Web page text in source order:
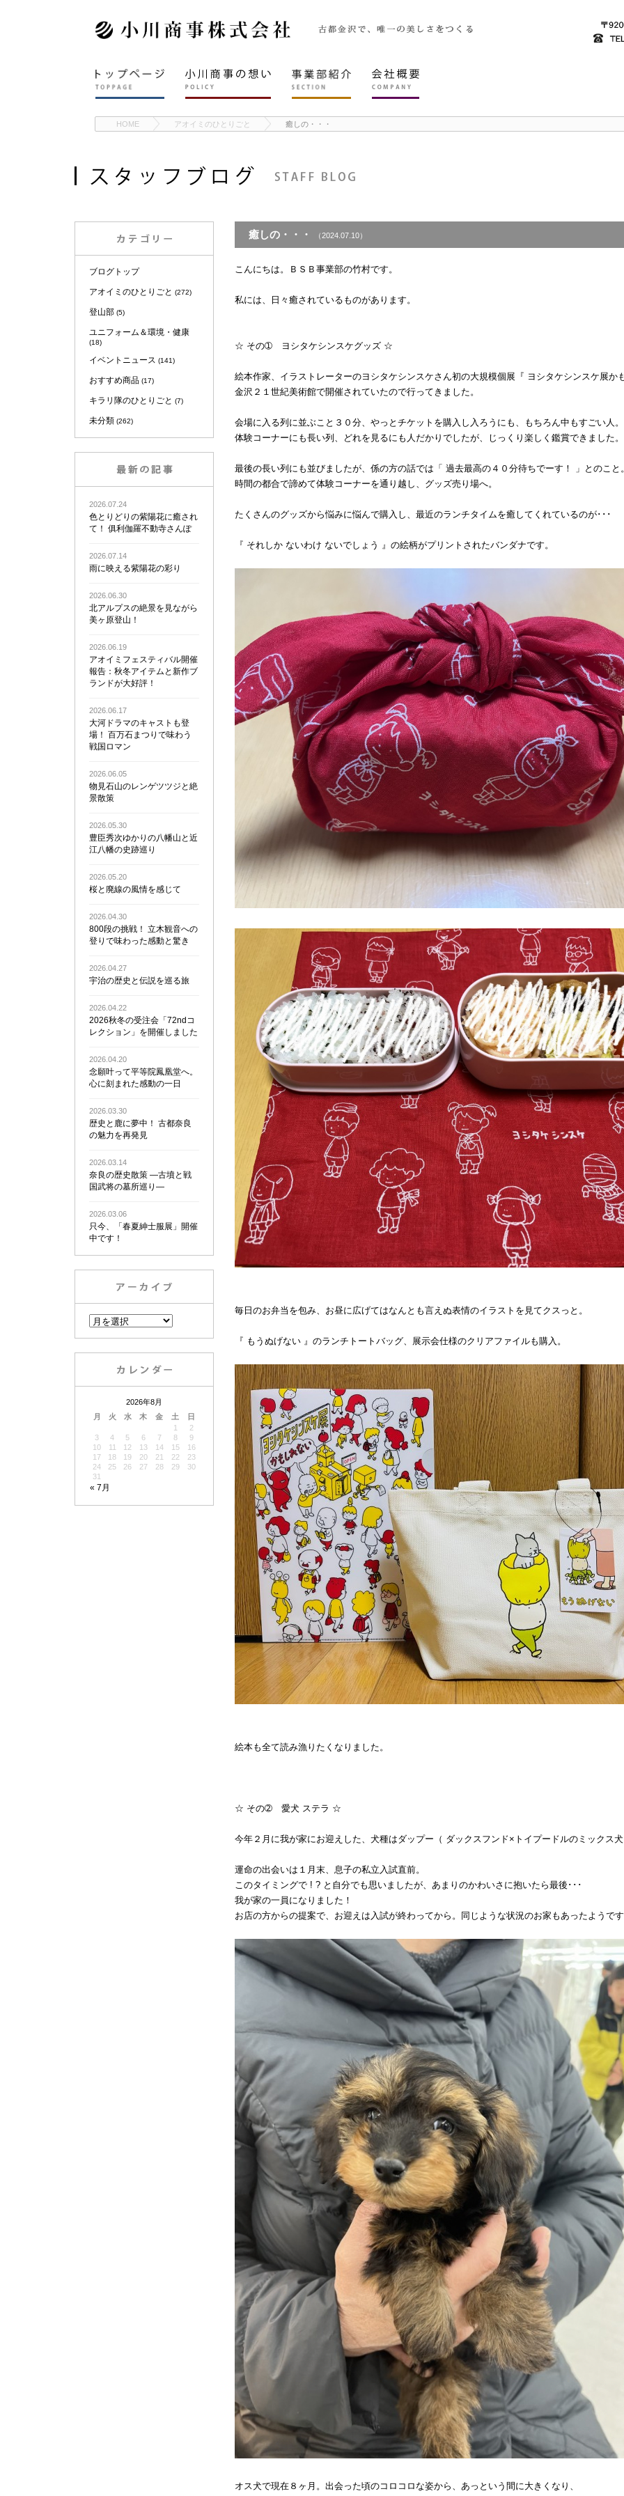
HOME アオイミのひとりごと 癒しの・・・
ブログトップ
アオイミのひとりごと (272)
登山部 (5)
ユニフォーム＆環境・健康
(18)
イベントニュース (141)
おすすめ商品 (17)
キラリ隊のひとりごと (7)
未分類 (262)
2026.07.24
色とりどりの紫陽花に癒され
て！ 俱利伽羅不動寺さんぽ
2026.07.14
雨に映える紫陽花の彩り
2026.06.30
北アルプスの絶景を見ながら
美ヶ原登山！
2026.06.19
アオイミフェスティバル開催
報告：秋冬アイテムと新作ブ
ランドが大好評！
2026.06.17
大河ドラマのキャストも登
場！ 百万石まつりで味わう
戦国ロマン
2026.06.05
物見石山のレンゲツツジと絶
景散策
2026.05.30
豊臣秀次ゆかりの八幡山と近
江八幡の史跡巡り
2026.05.20
桜と廃線の風情を感じて
2026.04.30
800段の挑戦！ 立木観音への
登りで味わった感動と驚き
2026.04.27
宇治の歴史と伝説を巡る旅
2026.04.22
2026秋冬の受注会「72ndコ
レクション」を開催しました
2026.04.20
念願叶って平等院鳳凰堂へ。
心に刻まれた感動の一日
2026.03.30
歴史と鹿に夢中！ 古都奈良
の魅力を再発見
2026.03.14
奈良の歴史散策 ―古墳と戦
国武将の墓所巡り―
2026.03.06
只今、「春夏紳士服展」開催
中です！
2026年8月
月
火 水 木 金 土 日
« 7月
1
2
3
4 5 6 7 8
9
10
11 12 13 14 15
16
17
18 19 20 21 22
23
24
25 26 27 28 29
30
31
癒しの・・・ （2024.07.10）
こんにちは。ＢＳＢ事業部の竹村です。
私には、日々癒されているものがあります。
☆ その➀ ヨシタケシンスケグッズ ☆
絵本作家、イラストレーターのヨシタケシンスケさん初の大規模個展『 ヨシタケシンスケ展か
金沢２１世紀美術館で開催されていたので行ってきました。
会場に入る列に並ぶこと３０分、やっとチケットを購入し入ろうにも、もちろん中もすごい人。
体験コーナーにも長い列、どれを見るにも人だかりでしたが、じっくり楽しく鑑賞できました。
最後の長い列にも並びましたが、係の方の話では「 過去最高の４０分待ちでーす！ 」とのこと
時間の都合で諦めて体験コーナーを通り越し、グッズ売り場へ。
たくさんのグッズから悩みに悩んで購入し、最近のランチタイムを癒してくれているのが･･･
『 それしか ないわけ ないでしょう 』の絵柄がプリントされたバンダナです。
毎日のお弁当を包み、お昼に広げてはなんとも言えぬ表情のイラストを見てクスっと。
『 もうぬげない 』のランチトートバッグ、展示会仕様のクリアファイルも購入。
絵本も全て読み漁りたくなりました。
☆ その➁ 愛犬 ステラ ☆
今年２月に我が家にお迎えした、犬種はダップー（ ダックスフンド×トイプードルのミックス
運命の出会いは１月末、息子の私立入試直前。
このタイミングで ! ? と自分でも思いましたが、あまりのかわいさに抱いたら最後･･･
我が家の一員になりました！
お店の方からの提案で、お迎えは入試が終わってから。同じような状況のお家もあったようで
オス犬で現在８ヶ月。出会った頃のコロコロな姿から、あっという間に大きくなり、